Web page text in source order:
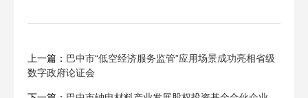
上一篇： 巴中市“低空经济服务监管”应用场景成功亮相省级
数字政府论证会